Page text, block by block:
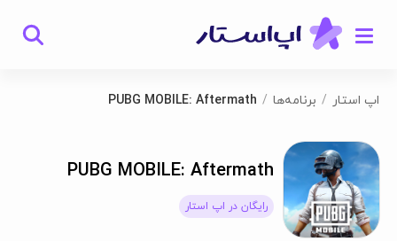
اپ استار برنامه‌ها PUBG MOBILE: Aftermath
PUBG MOBILE: Aftermath
رایگان در اپ استار